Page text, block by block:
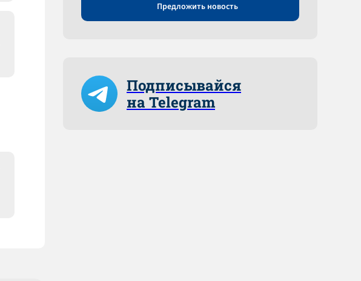
Предложить новость
Подписывайся
на Telegram